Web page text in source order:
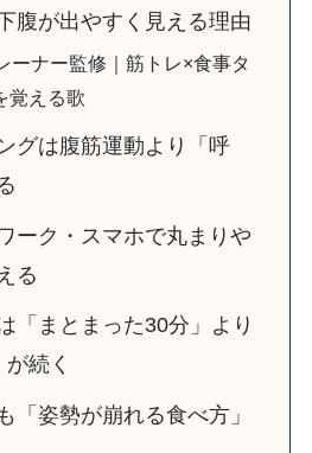
腹が出やすく見える理由
ーナー監修｜筋トレ×食事タ
覚える歌
グは腹筋運動より「呼
ーク・スマホで丸まりや
る
「まとまった30分」より
が続く
「姿勢が崩れる食べ方」